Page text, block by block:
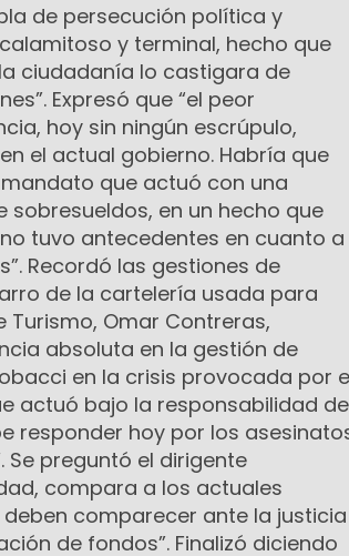
de persecución política y
y terminal, hecho que
ciudadanía lo castigara de
Expresó que “el peor
hoy sin ningún escrúpulo,
el actual gobierno. Habría que
que actuó con una
en un hecho que
tuvo antecedentes en cuanto a
Recordó las gestiones de
de la cartelería usada para
Omar Contreras,
absoluta en la gestión de
en la crisis provocada por
actuó bajo la responsabilidad
responder hoy por los
Se preguntó el dirigente
compara a los actuales
comparecer ante la justicia
de fondos”. Finalizó diciendo